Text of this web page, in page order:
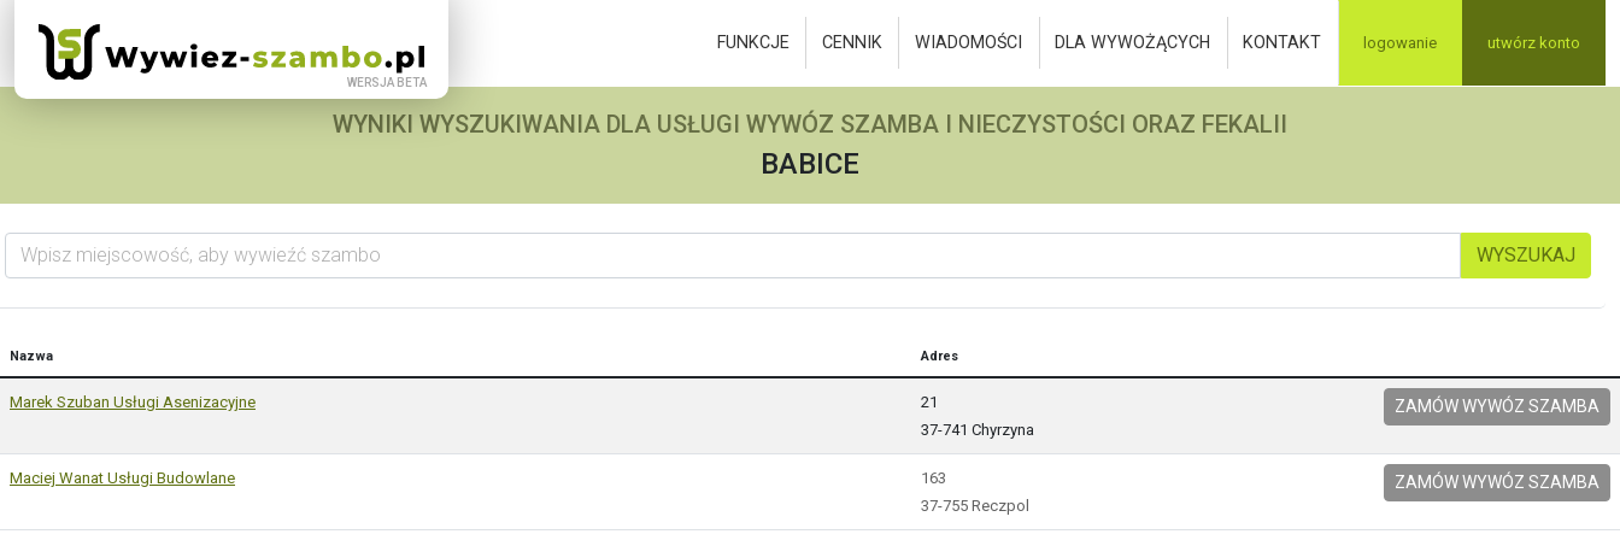
FUNKCJE CENNIK WIADOMOŚCI DLA WYWOŻĄCYCH KONTAKT logowanie utwórz konto
WYNIKI WYSZUKIWANIA DLA USŁUGI WYWÓZ SZAMBA I NIECZYSTOŚCI ORAZ FEKALII
BABICE
Wpisz miejscowość, aby wywieźć szambo
WYSZUKAJ
Nazwa Adres
Marek Szuban Usługi Asenizacyjne
21
37-741 Chyrzyna
ZAMÓW WYWÓZ SZAMBA
Maciej Wanat Usługi Budowlane
163
37-755 Reczpol
ZAMÓW WYWÓZ SZAMBA